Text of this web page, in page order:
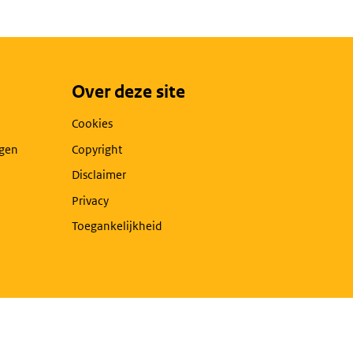
Over deze site
Cookies
Copyright
Disclaimer
Privacy
Toegankelijkheid